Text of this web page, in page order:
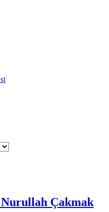
Çakmak